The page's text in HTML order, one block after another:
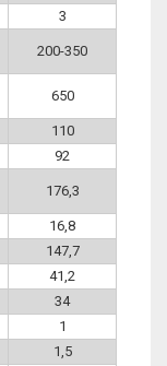
3
200-350
650
110
92
176,3
16,8
147,7
41,2
34
1
1,5